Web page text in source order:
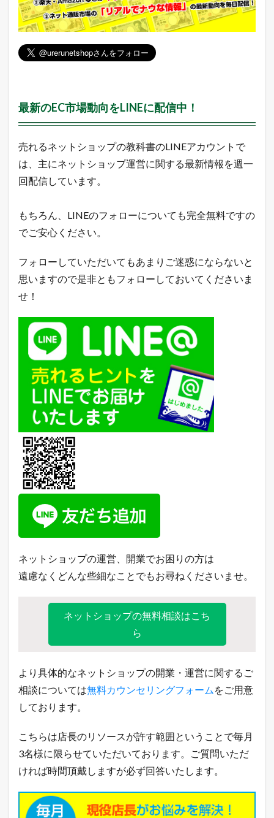
フ
ー
シ
ョ
ッ
ピ
売
商
品
2.1
楽
場
合
イ
ー
ン
グ
2.2
ヤ
フ
ー
ョ
ッ
ピ
ン
グ
売
れ
筋
キ
ン
2.3
A
m
ラ
キ
ン
2.4
o
o
1
0
れ
最新のEC市場動向をLINEに配信中！
売れるネットショップの教科書のLINEアカウントで
は、主にネットショップ運営に関する最新情報を週一
回配信しています。
もちろん、LINEのフォローについても完全無料ですの
でご安心ください。
フォローしていただいてもあまりご迷惑にならないと
思いますので是非ともフォローしておいてくださいま
せ！
ネットショップの運営、開業でお困りの方は
遠慮なくどんな些細なことでもお尋ねくださいませ。
ネットショップの無料相談はこち
ら
より具体的なネットショップの開業・運営に関するご
相談については無料カウンセリングフォーム をご用意
しております。
こちらは店長のリソースが許す範囲ということで毎月
3名様に限らせていただいております。ご質問いただ
ければ時間頂戴しますが必ず回答いたします。